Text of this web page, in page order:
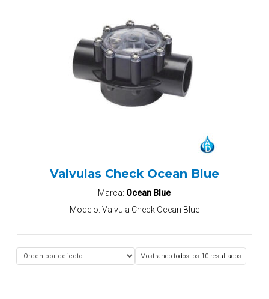
Valvulas Check Ocean Blue
Marca: Ocean Blue
Modelo: Valvula Check Ocean Blue
Mostrando todos los 10 resultados